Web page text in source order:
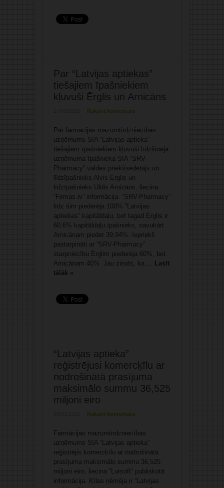
Par “Latvijas aptiekas”
tiešajiem īpašniekiem
kļuvuši Ērglis un Arnicāns
Rakstīt komentāru
Par farmācijas mazumtirdzniecības
uzņēmums SIA “Latvijas aptieka”
tiešajiem īpašniekiem kļuvuši līdzšinējā
uzņēmuma īpašnieka SIA “SRV-
Pharmacy” valdes priekšsēdētājs un
līdzīpašnieks Alvis Ērglis un
līdzīpašnieks Uldis Arnicāns, liecina
“Firmas.lv” informācija. “SRV-Pharmacy”
līdz šim piederēja 100% “Latvijas
aptiekas” kapitāldaļu, bet tagad Ērglis ir
60,6% kapitāldaļu īpašnieks, savukārt
Arnicānam pieder 39,94%. Iepriekš
pastarpināti ar “SRV-Pharmacy”
starpniecību Ērglim piederēja 60%, bet
Arnicānam 40%. Jau ziņots, ka ... Lasīt
tālāk »
“Latvijas aptieka”
reģistrējusi komercķīlu ar
nodrošinātā prasījuma
maksimālo summu 36,525
miljoni eiro
Rakstīt komentāru
Farmācijas mazumtirdzniecības
uzņēmums SIA “Latvijas aptieka”
reģistrējis komercķīlu ar nodrošinātā
prasījuma maksimālo summu 36,525
miljoni eiro, liecina “Lursoft” publiskotā
informācija. Ķīlas ņēmēja ir “Latvijas